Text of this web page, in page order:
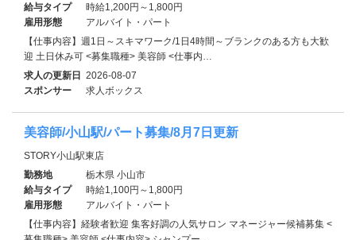
給与タイプ
時給1,200円～1,800円
雇用形態
アルバイト・パート
【仕事内容】週1日～スキマワーク/1日4時間～ブランクのある方も大歓
迎 土日休み可 <募集職種> 美容師 <仕事内…
求人の更新日 2026-08-07
スポンサー
求人ボックス
美容師/小山駅/パート募集/8月7日更新
STORY小山駅東店
勤務地
栃木県 小山市
給与タイプ
時給1,100円～1,800円
雇用形態
アルバイト・パート
【仕事内容】経験者歓迎 集客好調の人気サロン マネージャー候補募集 <